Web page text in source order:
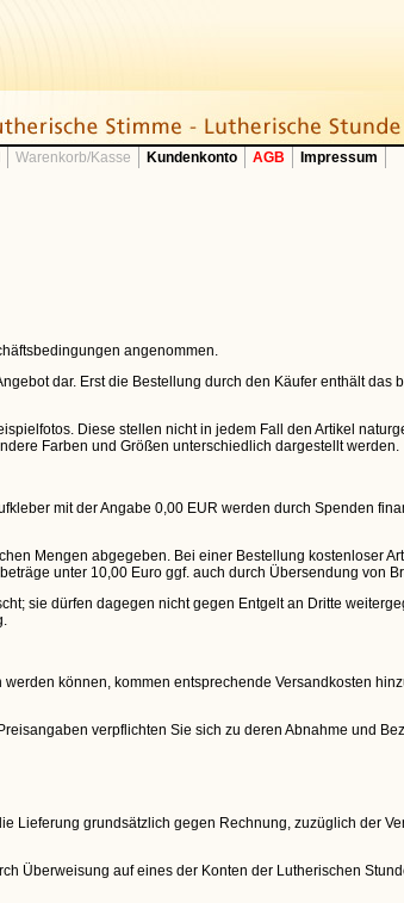
Warenkorb/Kasse Kundenkonto AGB Impressum
angenommen.
dar. Erst die Bestellung durch den Käufer enthält das
Diese stellen nicht in jedem Fall den Artikel
Farben und Größen unterschiedlich dargestellt werden.
mit der Angabe 0,00 EUR werden durch Spenden
Mengen abgegeben. Bei einer Bestellung kostenloser
unter 10,00 Euro ggf. auch durch Übersendung von
sie dürfen dagegen nicht gegen Entgelt an Dritte
können, kommen entsprechende Versandkosten
verpflichten Sie sich zu deren Abnahme und
Lieferung grundsätzlich gegen Rechnung, zuzüglich der
Überweisung auf eines der Konten der Lutherischen